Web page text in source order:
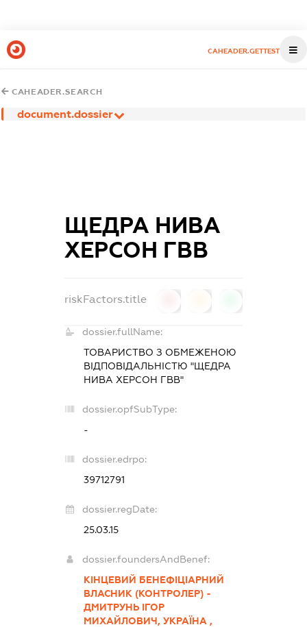
CAHEADER.GETTEST
CAHEADER.SEARCH
document.dossier
ЩЕДРА НИВА
ХЕРСОН ГВВ
riskFactors.title
dossier.fullName:
ТОВАРИСТВО З ОБМЕЖЕНОЮ
ВІДПОВІДАЛЬНІСТЮ "ЩЕДРА
НИВА ХЕРСОН ГВВ"
dossier.opfSubType:
-
dossier.edrpo:
39712791
dossier.regDate:
25.03.15
dossier.foundersAndBenef:
КІНЦЕВИЙ БЕНЕФІЦІАРНИЙ
ВЛАСНИК (КОНТРОЛЕР) -
ДМИТРУНЬ ІГОР
МИХАЙЛОВИЧ, УКРАЇНА ,